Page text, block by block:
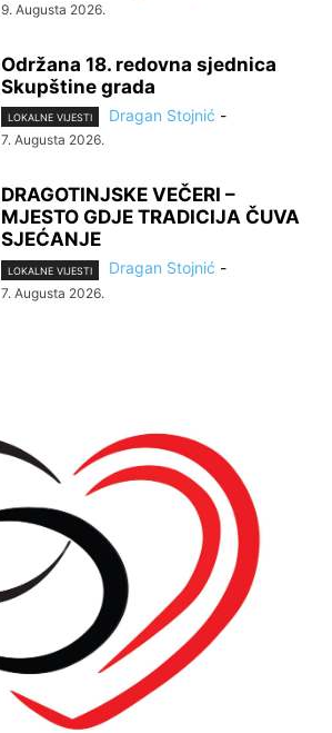
9. Augusta 2026.
Održana 18. redovna sjednica
Skupštine grada
LOKALNE VIJESTI Dragan Stojnić -
7. Augusta 2026.
DRAGOTINJSKE VEČERI –
MJESTO GDJE TRADICIJA ČUVA
SJEĆANJE
LOKALNE VIJESTI Dragan Stojnić -
7. Augusta 2026.